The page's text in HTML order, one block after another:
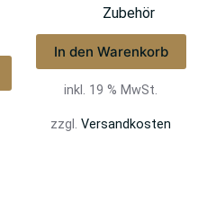
Zubehör
In den Warenkorb
inkl. 19 % MwSt.
zzgl. Versandkosten